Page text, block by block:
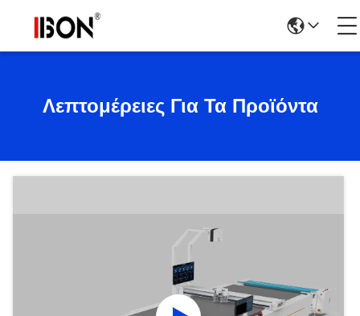
Λεπτομέρειες Για Τα Προϊόντα